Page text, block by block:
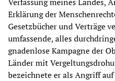
Erklärung der
Gesetzbücher und Verträge
umfassende, alles
gnadenlose Kampagne der
Länder mit
bezeichnete er als Angriff